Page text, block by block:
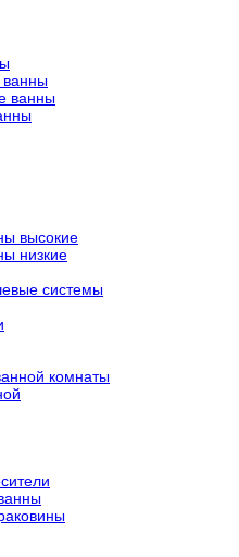
ванны
высокие
низкие
системы
комнаты